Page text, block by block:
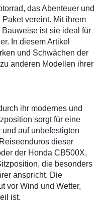
das Abenteuer und
vereint. Mit ihrem
ist sie ideal für
In diesem Artikel
und Schwächen der
anderen Modellen ihrer
ihr modernes und
sorgt für eine
auf unbefestigten
dieser
der Honda CB500X,
die besonders
anspricht. Die
vor Wind und Wetter,
ist.